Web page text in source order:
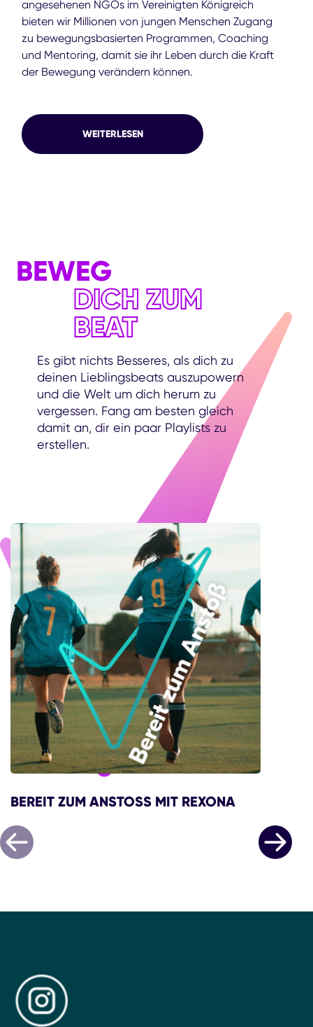
angesehenen NGOs im Vereinigten Königreich
bieten wir Millionen von jungen Menschen Zugang
zu bewegungsbasierten Programmen, Coaching
und Mentoring, damit sie ihr Leben durch die Kraft
der Bewegung verändern können.
WEITERLESEN
BEWEG
DICH ZUM
BEAT
Es gibt nichts Besseres, als dich zu
deinen Lieblingsbeats auszupowern
und die Welt um dich herum zu
vergessen. Fang am besten gleich
damit an, dir ein paar Playlists zu
erstellen.
BEREIT ZUM ANSTOSS MIT REXONA